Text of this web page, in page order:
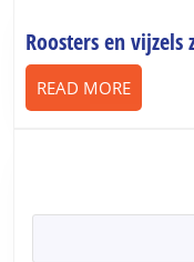
Roosters en
READ MOREREAD
MORE